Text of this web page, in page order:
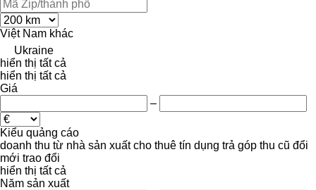
Việt Nam khác
Ukraine
hiển thị tất cả
hiển thị tất cả
Giá
–
Kiểu quảng cáo
doanh thu từ nhà sản xuất cho thuê tín dụng trả góp thu cũ đổi
mới trao đổi
hiển thị tất cả
Năm sản xuất